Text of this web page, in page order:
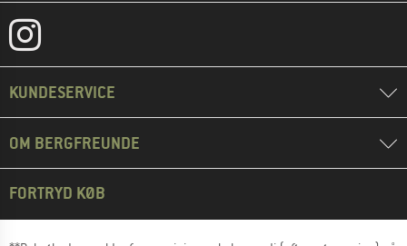
KUNDESERVICE
OM BERGFREUNDE
FORTRYD KØB